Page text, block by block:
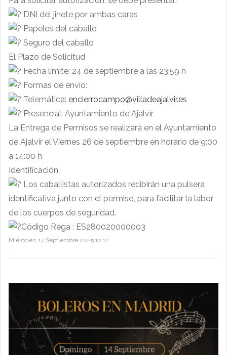
DNI del jinete por ambas caras
Papeles del caballo
Seguro del caballo
El Plazo de Solicitud
Fecha límite: 24 de septiembre a las 23:59 h
Formas de envío:
Telemática: encierrocampo@villadeajalvir.es
Presencial: Ayuntamiento de Ajalvir
La Entrega de Permisos se realizará en el Ayuntamiento
de Ajalvir el Viernes 26 de septiembre en horario de 9:00
a 14:00 h
Identificación
Los caballistas autorizados recibirán una pulsera
identificativa junto con el permiso, para facilitar la labor
de los cuerpos de seguridad.
Código Rega : ES280020000003
Miércoles, 17 Septiembre 2025 12:12